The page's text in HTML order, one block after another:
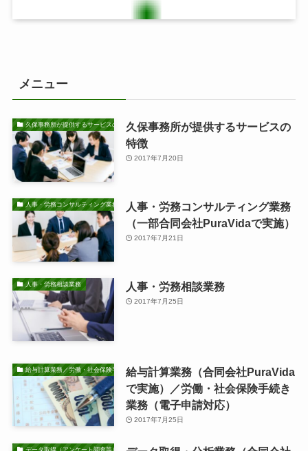
メニュー
久保事務所が提供するサービスの特徴久保事務所が提供するサービスの
特徴
2017年7月20日
人事・労務コンサルティング業務
人事・労務コンサルティング業務
（一部合同会社PuraVidaで実施）
2017年7月21日
人事・労務相談業務 人事・労務相談業務
2017年7月25日
給与計算業務／労働・社会保険手続き業務給与計算業務（合同会社PuraVida
で実施）／労働・社会保険手続き
業務（電子申請対応）
2017年7月25日
データ取得（アンケート調査等）・分析業務